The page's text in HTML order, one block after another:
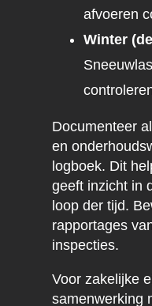
afvoeren
Winter
Documenteer
en
logboek. Dit
geeft inzicht in
loop der tijd.
rapportages
inspecties.
Voor zakelijke
samenwerking